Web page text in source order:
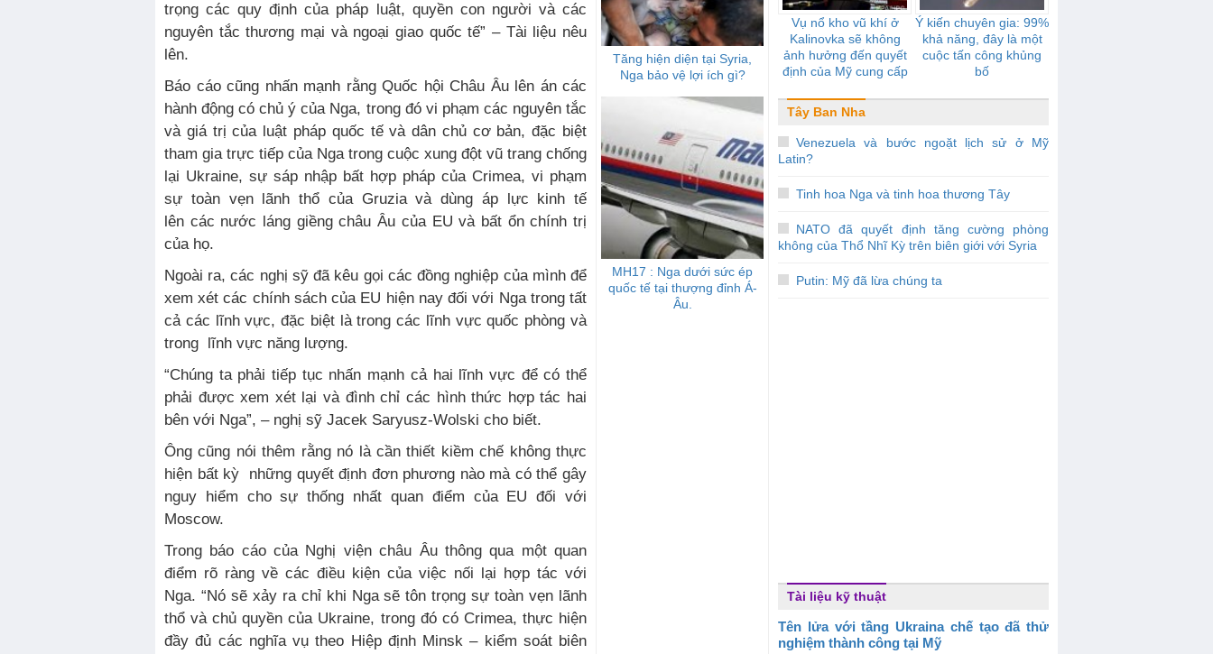
trọng các quy định của pháp luật, quyền con người và các
nguyên tắc thương mại và ngoại giao quốc tế” – Tài liệu nêu
lên.
Báo cáo cũng nhấn mạnh rằng Quốc hội Châu Âu lên án các
hành động có chủ ý của Nga, trong đó vi phạm các nguyên tắc
và giá trị của luật pháp quốc tế và dân chủ cơ bản, đặc biệt
tham gia trực tiếp của Nga trong cuộc xung đột vũ trang chống
lại Ukraine, sự sáp nhập bất hợp pháp của Crimea, vi phạm
sự toàn vẹn lãnh thổ của Gruzia và dùng áp lực kinh tế
lên các nước láng giềng châu Âu của EU và bất ổn chính trị
của họ.
Ngoài ra, các nghị sỹ đã kêu gọi các đồng nghiệp của mình để
xem xét các chính sách của EU hiện nay đối với Nga trong tất
cả các lĩnh vực, đặc biệt là trong các lĩnh vực quốc phòng và
trong lĩnh vực năng lượng.
“Chúng ta phải tiếp tục nhấn mạnh cả hai lĩnh vực để có thể
phải được xem xét lại và đình chỉ các hình thức hợp tác hai
bên với Nga”, – nghị sỹ Jacek Saryusz-Wolski cho biết.
Ông cũng nói thêm rằng nó là cần thiết kiềm chế không thực
hiện bất kỳ những quyết định đơn phương nào mà có thể gây
nguy hiểm cho sự thống nhất quan điểm của EU đối với
Moscow.
Trong báo cáo của Nghị viện châu Âu thông qua một quan
điểm rõ ràng về các điều kiện của việc nối lại hợp tác với
Nga. “Nó sẽ xảy ra chỉ khi Nga sẽ tôn trọng sự toàn vẹn lãnh
thổ và chủ quyền của Ukraine, trong đó có Crimea, thực hiện
đầy đủ các nghĩa vụ theo Hiệp định Minsk – kiểm soát biên
Tăng hiện diện tại Syria,
Nga bảo vệ lợi ích gì?
MH17 : Nga dưới sức ép
quốc tế tại thượng đỉnh Á-
Âu.
Vụ nổ kho vũ khí ở
Kalinovka sẽ không
ảnh hưởng đến quyết
định của Mỹ cung cấp
Ý kiến chuyên gia: 99%
khả năng, đây là một
cuộc tấn công khủng
bố
Tây Ban Nha
Venezuela và bước ngoặt lịch sử ở Mỹ
Latin?
Tinh hoa Nga và tinh hoa thương Tây
NATO đã quyết định tăng cường phòng
không của Thổ Nhĩ Kỳ trên biên giới với Syria
Putin: Mỹ đã lừa chúng ta
Tài liệu kỹ thuật
Tên lửa với tầng Ukraina chế tạo đã thử
nghiệm thành công tại Mỹ